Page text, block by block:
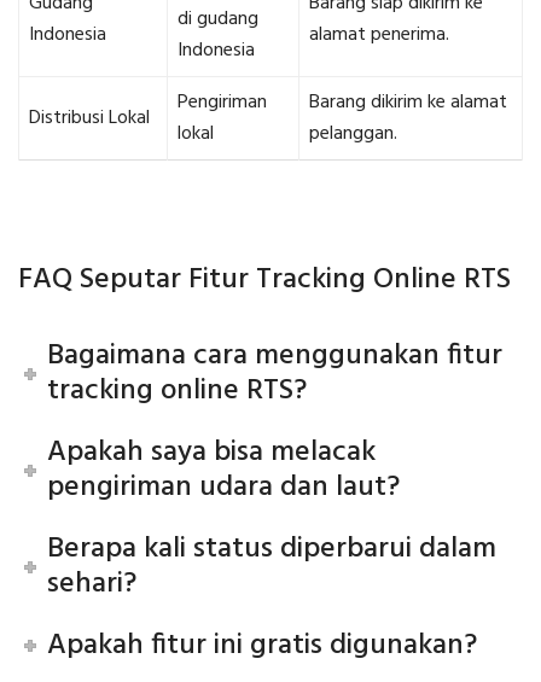
Indonesia
di gudang
Indonesia
alamat penerima.
Distribusi Lokal
Pengiriman
lokal
Barang dikirim ke alamat
pelanggan.
FAQ Seputar Fitur Tracking Online RTS
Bagaimana cara menggunakan fitur
tracking online RTS?
Apakah saya bisa melacak
pengiriman udara dan laut?
Berapa kali status diperbarui dalam
sehari?
Apakah fitur ini gratis digunakan?